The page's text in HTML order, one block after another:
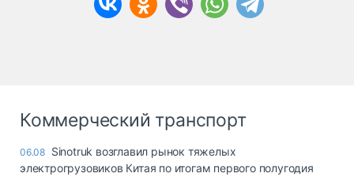
Коммерческий транспорт
06.08 Sinotruk возглавил рынок тяжелых
электрогрузовиков Китая по итогам первого полугодия